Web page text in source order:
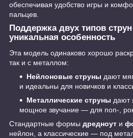
обеспечивая удобство игры и
пальцев.
Поддержка двух типов
уникальная особенность
Эта модель одинаково хорошо
так и с металлом:
Нейлоновые струны дают
и идеальны для новичков и
Металлические струны дают
мощное звучание — для поп-,
Стандартные формы дредноут и
нейлон, а классические — под